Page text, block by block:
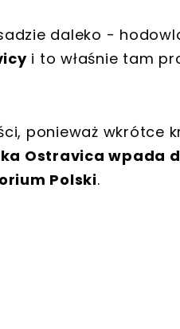
daleko -
i to właśnie tam
ponieważ wkrótce
Ostravica wpada
Polski.